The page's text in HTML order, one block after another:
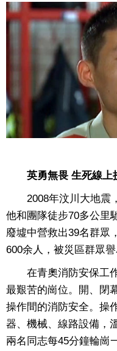
英勇無畏 生死線上
2008年汶川大地震，
他和團隊徒步70多公里
廢墟中營救出39名群眾
600余人，被災區群眾譽
在青奧消防安保工作
最艱苦的崗位。開、閉
操作間的消防安全。操
器、機械、線路設備，
兩名同志每45分鐘輪崗